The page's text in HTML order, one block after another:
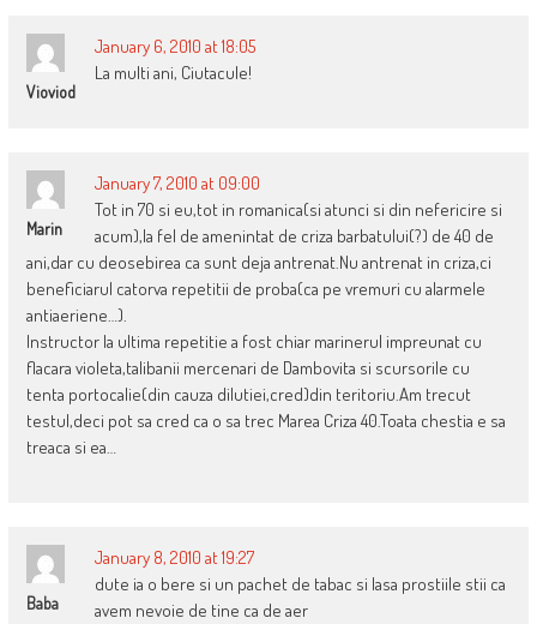
Vioviod
January 6, 2010 at 18:05
La multi ani, Ciutacule!
Marin
January 7, 2010 at 09:00
Tot in 70 si eu,tot in romanica(si atunci si din nefericire si
acum),la fel de amenintat de criza barbatului(?) de 40 de
ani,dar cu deosebirea ca sunt deja antrenat.Nu antrenat in criza,ci
beneficiarul catorva repetitii de proba(ca pe vremuri cu alarmele
antiaeriene…).
Instructor la ultima repetitie a fost chiar marinerul impreunat cu
flacara violeta,talibanii mercenari de Dambovita si scursorile cu
tenta portocalie(din cauza dilutiei,cred)din teritoriu.Am trecut
testul,deci pot sa cred ca o sa trec Marea Criza 40.Toata chestia e sa
treaca si ea…
Baba
January 8, 2010 at 19:27
dute ia o bere si un pachet de tabac si lasa prostiile stii ca
avem nevoie de tine ca de aer